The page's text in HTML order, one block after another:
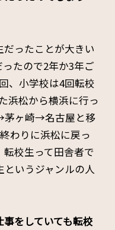
ったことが大きい
たので2年か3年ご
、小学校は4回転校
浜松から横浜に行っ
茅ヶ崎→名古屋と移
わりに浜松に戻っ
校生って田舎者で
いうジャンルの人
事をしていても転校